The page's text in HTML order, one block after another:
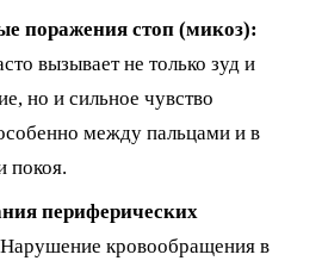
поражения стоп (микоз):
вызывает не только зуд и
но и сильное чувство
между пальцами и в
покоя.
периферических
Нарушение кровообращения в